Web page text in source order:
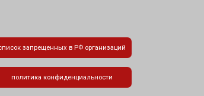
запрещенных в РФ организаций
политика конфиденциальности